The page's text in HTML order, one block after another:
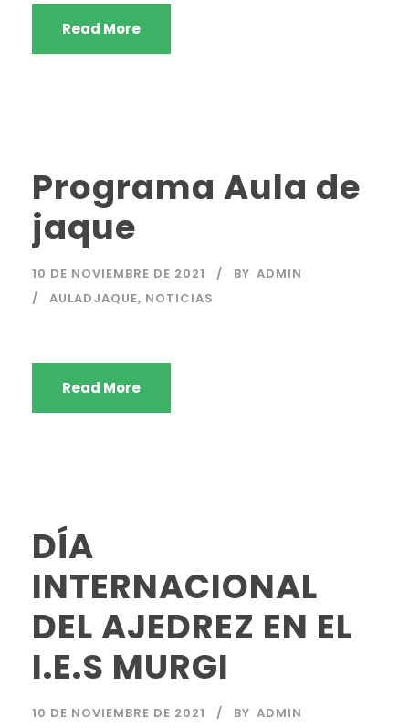
Read More
Programa Aula de
jaque
10 DE NOVIEMBRE DE 2021 BY ADMIN
AULADJAQUE, NOTICIAS
Read More
DÍA
INTERNACIONAL
DEL AJEDREZ EN EL
I.E.S MURGI
10 DE NOVIEMBRE DE 2021 BY ADMIN